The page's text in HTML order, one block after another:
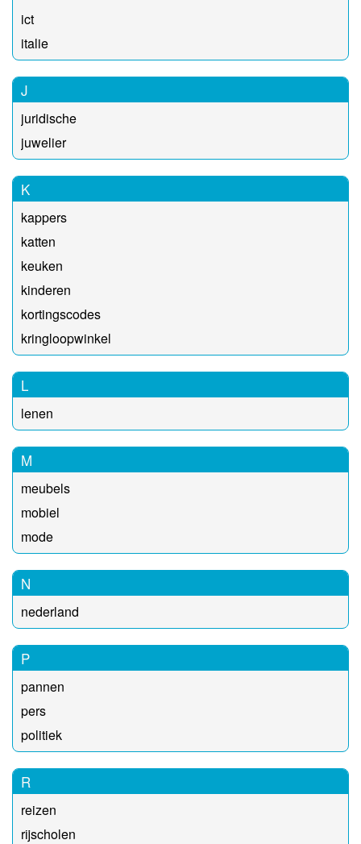
ict
italie
J
juridische
juwelier
K
kappers
katten
keuken
kinderen
kortingscodes
kringloopwinkel
L
lenen
M
meubels
mobiel
mode
N
nederland
P
pannen
pers
politiek
R
reizen
rijscholen